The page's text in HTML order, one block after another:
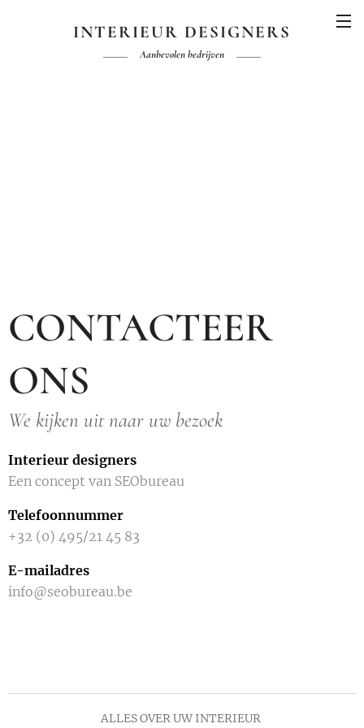
INTERIEUR DESIGNERS
Aanbevolen bedrijven
CONTACTEER
ONS
We kijken uit naar uw bezoek
Interieur designers
Een concept van SEObureau
Telefoonnummer
+32 (0) 495/21 45 83
E-mailadres
info@seobureau.be
ALLES OVER UW INTERIEUR